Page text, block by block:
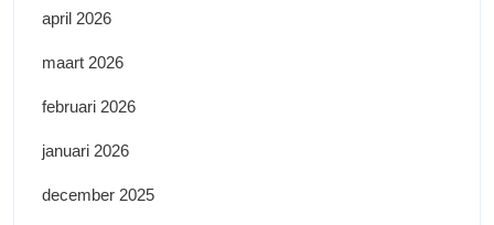
april 2026
maart 2026
februari 2026
januari 2026
december 2025